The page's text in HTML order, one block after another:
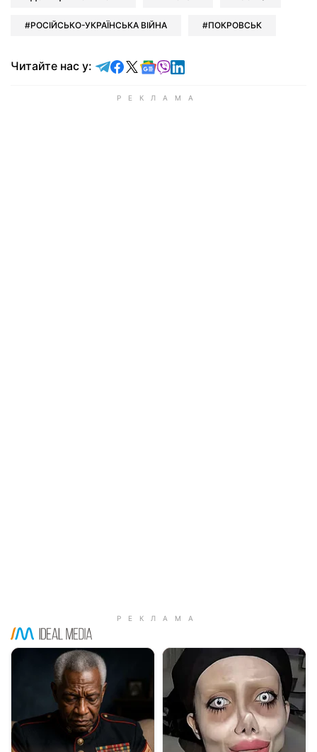
РОСІЙСЬКО-УКРАЇНСЬКА ВІЙНА ПОКРОВСЬК
Читайте нас у: Читайте у Telegram
Читайте у Facebook
Читайте у X
Читайте у Google news
Читайте у Viber
Читайте у LinkedIn